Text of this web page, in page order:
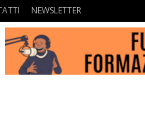
NEWSLETTER